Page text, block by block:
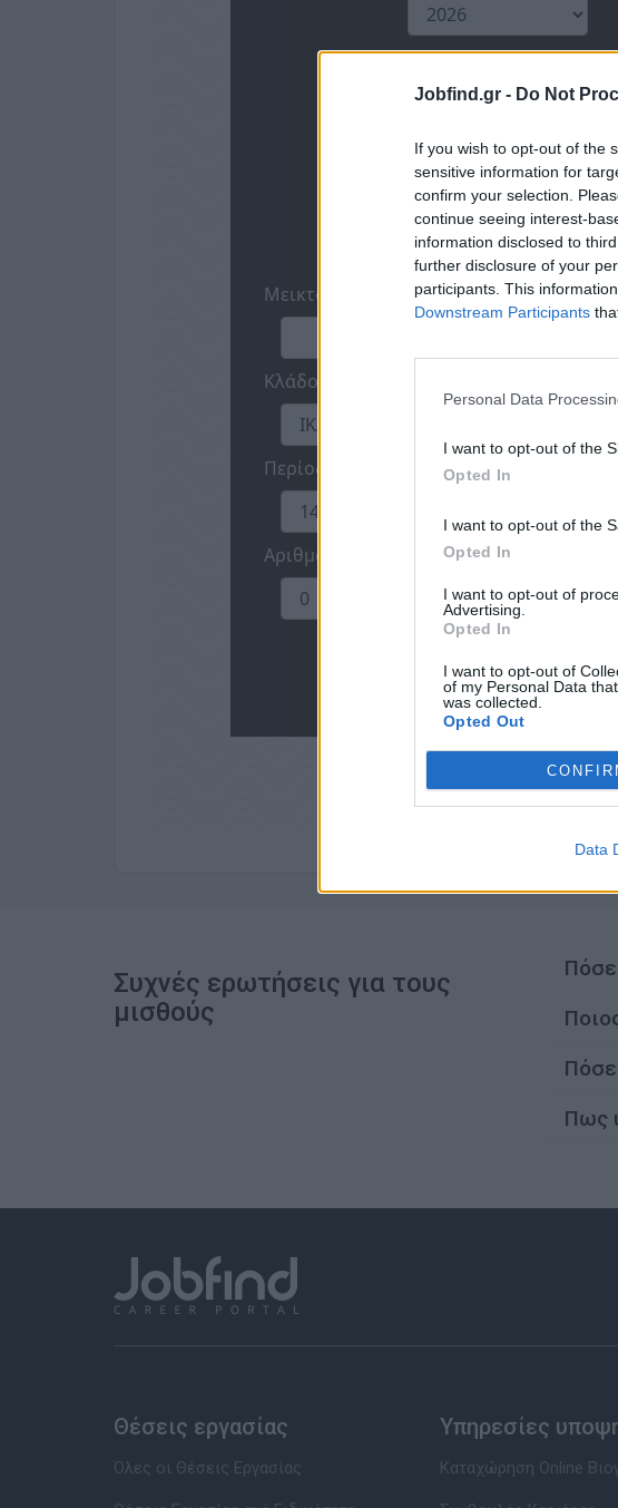
Jobfind.gr - Do Not
If you wish to opt-out of the
sensitive information for
confirm your selection.
continue seeing interest-
information disclosed to
further disclosure of your
participants. This
Downstream Participants
Personal Data
I want to opt-out of the
Opted In
I want to opt-out of the
Opted In
I want to opt-out of
Advertising.
Opted In
I want to opt-out of
of my Personal Data
was collected.
Opted Out
Data
Συχνές ερωτήσεις για τους
μισθούς
Πως
Θέσεις εργασίας
Όλες οι Θέσεις Εργασίας
Υπηρεσίες
Καταχώρηση Online